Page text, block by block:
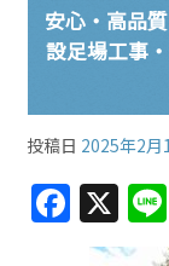
安心・高品
設足場工事
投稿日 2025年2月
F
a
X